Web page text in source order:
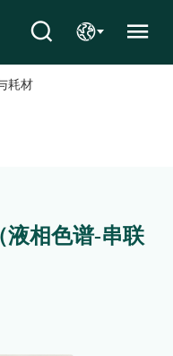
耗材
液相色谱-串联